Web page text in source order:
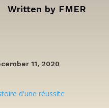
Written by FMER
11, 2020
d'une réussite